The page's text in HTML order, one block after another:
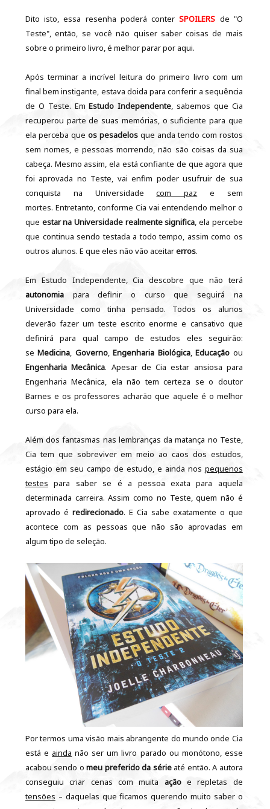
Dito isto, essa resenha poderá conterSPOILERS de "O
Teste", então, se você não quiser saber coisas de mais
sobre o primeiro livro, é melhor parar por aqui.
Após terminar a incrível leitura do primeiro livro com um
final bem instigante, estava doida para conferir a sequência
de O Teste. EmEstudo Independente, sabemos que Cia
recuperou parte de suas memórias, o suficiente para que
ela perceba que os pesadelosque anda tendo com rostos
sem nomes, e pessoas morrendo, não são coisas da sua
cabeça. Mesmo assim, ela está confiante de que agora que
foi aprovada no Teste, vai enfim poder usufruir de sua
conquista na Universidadecom paz e sem
mortes. Entretanto, conforme Cia vai entendendo melhor o
que estar na Universidade realmente significa, ela percebe
que continua sendo testada a todo tempo, assim como os
outros alunos. E que eles não vão aceitarerros.
Em Estudo Independente, Cia descobre que não terá
autonomia para definir o curso que seguirá na
Universidade como tinha pensado. Todos os alunos
deverão fazer um teste escrito enorme e cansativo que
definirá para qual campo de estudos eles seguirão:
seMedicina, Governo,Engenharia Biológica,Educação ou
Engenharia Mecânica. Apesar de Cia estar ansiosa para
Engenharia Mecânica, ela não tem certeza se o doutor
Barnes e os professores acharão que aquele é o melhor
curso para ela.
Além dos fantasmas nas lembranças da matança no Teste,
Cia tem que sobreviver em meio ao caos dos estudos,
estágio em seu campo de estudo, e ainda nos pequenos
testes para saber se é a pessoa exata para aquela
determinada carreira. Assim como no Teste, quem não é
aprovado é redirecionado. E Cia sabe exatamente o que
acontece com as pessoas que não são aprovadas em
algum tipo de seleção.
Por termos uma visão mais abrangente do mundo onde Cia
está e ainda não ser um livro parado ou monótono, esse
acabou sendo omeu preferido da sérieaté então. A autora
conseguiu criar cenas com muita açãoe repletas de
tensões – daquelas que ficamos querendo muito saber o